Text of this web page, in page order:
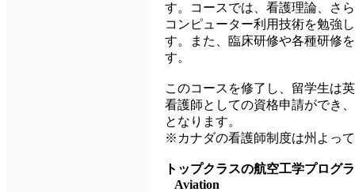
す。コースでは、看護理論、さ
コンピューター利用技術を勉強
す。また、臨床研修や各種研修
す。
このコースを修了し、留学生は
看護師としての資格申請ができ
となります。
※カナダの看護師制度は州よっ
トップクラスの航空工学プログ
Aviation